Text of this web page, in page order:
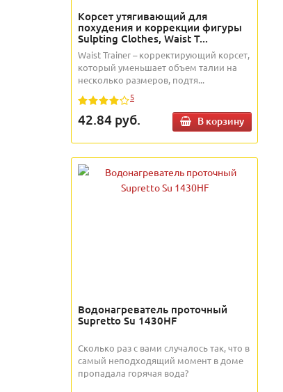
Корсет утягивающий для
похудения и коррекции фигуры
Sulpting Clothes, Waist T...
Waist Trainer – корректирующий корсет,
который уменьшает объем талии на
несколько размеров, подтя...
5
42.84 руб. В корзину
Водонагреватель проточный
Supretto Su 1430HF
Сколько раз с вами случалось так, что в
самый неподходящий момент в доме
пропадала горячая вода?